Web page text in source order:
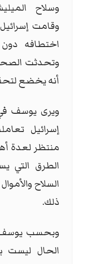
وسلاح
وقامت
وتحدثت
أنه يخضع
ويرى يوسف
إسرائيل
منتظر لعدة
الطرق التي
السلاح
ذلك.
وبحسب
الحال ليست